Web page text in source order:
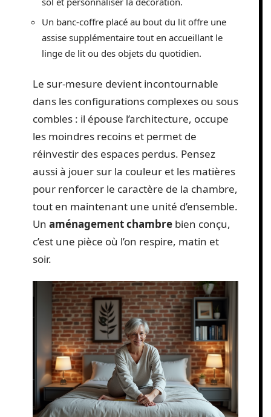
Un banc-coffre placé au bout du lit offre une
assise supplémentaire tout en accueillant le
linge de lit ou des objets du quotidien.
Le sur-mesure devient incontournable
dans les configurations complexes ou sous
combles : il épouse l’architecture, occupe
les moindres recoins et permet de
réinvestir des espaces perdus. Pensez
aussi à jouer sur la couleur et les matières
pour renforcer le caractère de la chambre,
tout en maintenant une unité d’ensemble.
Un aménagement chambre bien conçu,
c’est une pièce où l’on respire, matin et
soir.